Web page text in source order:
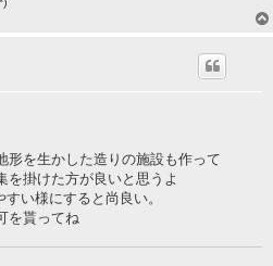
形を生かした造りの施設も作って
を掛けた方が良いと思うよ
い様にすると尚良い。
を貰ってね